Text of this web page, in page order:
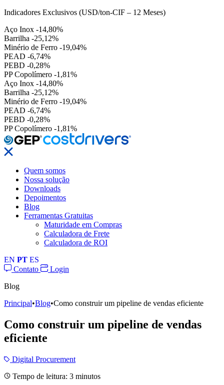
Indicadores Exclusivos (USD/ton-CIF – 12 Meses)
Aço Inox -14,80%
Barrilha -25,12%
Minério de Ferro -19,04%
PEAD -6,74%
PEBD -0,28%
PP Copolímero -1,81%
Aço Inox -14,80%
Barrilha -25,12%
Minério de Ferro -19,04%
PEAD -6,74%
PEBD -0,28%
PP Copolímero -1,81%
Quem somos
Nossa solução
Downloads
Depoimentos
Blog
Ferramentas Gratuitas
Maturidade em Compras
Calculadora de Frete
Calculadora de ROI
EN PT ES
Contato
Login
Blog
Principal•Blog•Como construir um pipeline de vendas eficiente
Como construir um pipeline de vendas
eficiente
Digital Procurement
Tempo de leitura: 3 minutos